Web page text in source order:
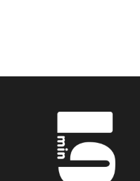
驗證碼已成功
為了維護您的權益